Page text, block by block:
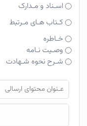
اسـناد و مـدارک
کـتاب هـای مـرتبط
خـاطره
وصـیت نـامه
شـرح نحوه شـهادت
فایل محتوای ارسالی